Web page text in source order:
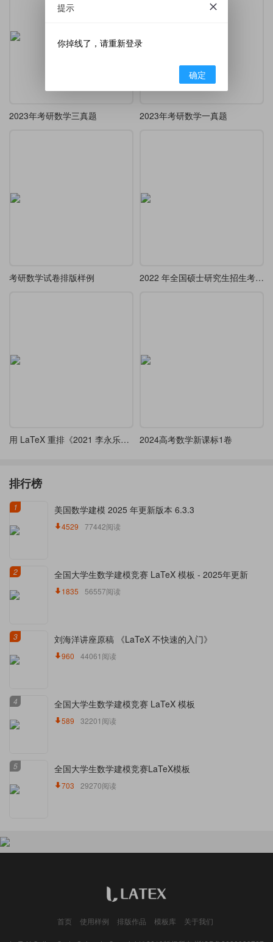
2023年考研数学三真题 2023年考研数学一真题
考研数学试卷排版样例 2022 年全国硕士研究生招生考试-数学（三）预测卷 (一) 参考答案及解析
用 LaTeX 重排《2021 李永乐数一 660 题》 2024高考数学新课标1卷
排行榜
1 美国数学建模 2025 年更新版本 6.3.3
4529 77442阅读
2 全国大学生数学建模竞赛 LaTeX 模板 - 2025年更新
1835 56557阅读
3 刘海洋讲座原稿 《LaTeX 不快速的入门》
960 44061阅读
4 全国大学生数学建模竞赛 LaTeX 模板
589 32201阅读
5 全国大学生数学建模竞赛LaTeX模板
703 29270阅读
首页 使用样例 排版作品 模板库 关于我们
提示
你掉线了，请重新登录
确定